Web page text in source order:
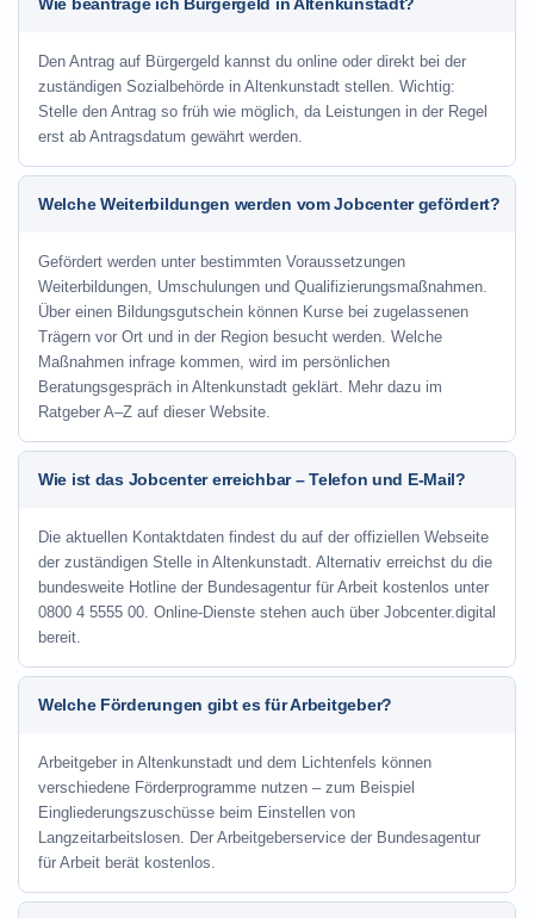
Den Antrag auf Bürgergeld kannst du online oder direkt bei der
zuständigen Sozialbehörde in Altenkunstadt stellen. Wichtig:
Stelle den Antrag so früh wie möglich, da Leistungen in der Regel
erst ab Antragsdatum gewährt werden.
Welche Weiterbildungen werden vom Jobcenter gefördert?
Gefördert werden unter bestimmten Voraussetzungen
Weiterbildungen, Umschulungen und Qualifizierungsmaßnahmen.
Über einen Bildungsgutschein können Kurse bei zugelassenen
Trägern vor Ort und in der Region besucht werden. Welche
Maßnahmen infrage kommen, wird im persönlichen
Beratungsgespräch in Altenkunstadt geklärt. Mehr dazu im
Ratgeber A–Z auf dieser Website.
Wie ist das Jobcenter erreichbar – Telefon und E-Mail?
Die aktuellen Kontaktdaten findest du auf der offiziellen Webseite
der zuständigen Stelle in Altenkunstadt. Alternativ erreichst du die
bundesweite Hotline der Bundesagentur für Arbeit kostenlos unter
0800 4 5555 00. Online-Dienste stehen auch über Jobcenter.digital
bereit.
Welche Förderungen gibt es für Arbeitgeber?
Arbeitgeber in Altenkunstadt und dem Lichtenfels können
verschiedene Förderprogramme nutzen – zum Beispiel
Eingliederungszuschüsse beim Einstellen von
Langzeitarbeitslosen. Der Arbeitgeberservice der Bundesagentur
für Arbeit berät kostenlos.